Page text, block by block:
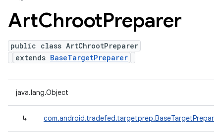
ArtChrootPreparer
public class ArtChrootPreparer
extends BaseTargetPreparer
java.lang.Object
↳ com.android.tradefed.targetprep.BaseTargetPreparer